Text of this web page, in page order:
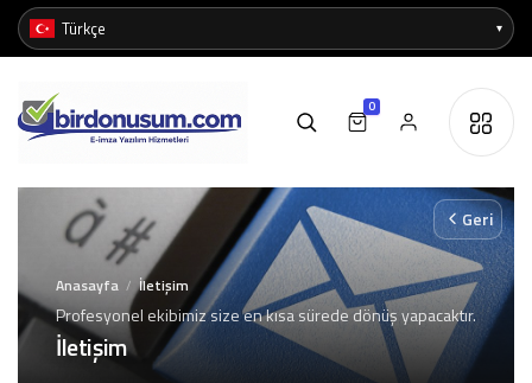
0
İletişim
Profesyonel ekibimiz size en kısa sürede dönüş yapacaktır.
Anasayfa / İletişim
Geri